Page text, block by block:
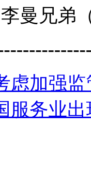
曼兄弟
虑加强
服务业